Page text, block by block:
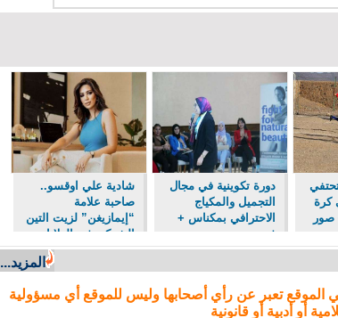
كرة
صور
دورة تكوينية في مجال
التجميل والمكياج
الاحترافي بمكناس +
فيديو و صور
شادية علي اوقسو..
صاحبة علامة
“إيمازيغن” لزيت التين
الشوكي في الولايات
المتحدة
المزيد...
الموقع تعبر عن رأي أصحابها وليس للموقع أي مسؤولية
أو أدبية أو قانونية